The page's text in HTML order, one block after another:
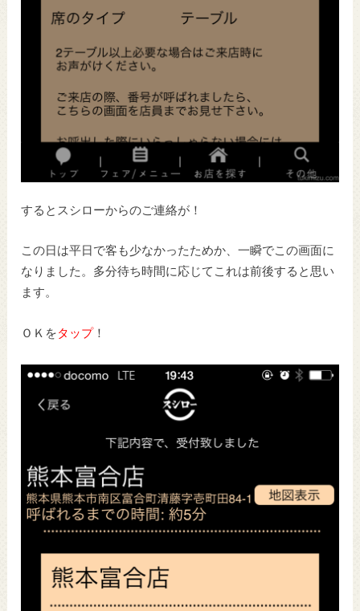
するとスシローからのご連絡が！
この日は平日で客も少なかったためか、一瞬でこの画面に
なりました。多分待ち時間に応じてこれは前後すると思い
ます。
ＯＫを タップ ！